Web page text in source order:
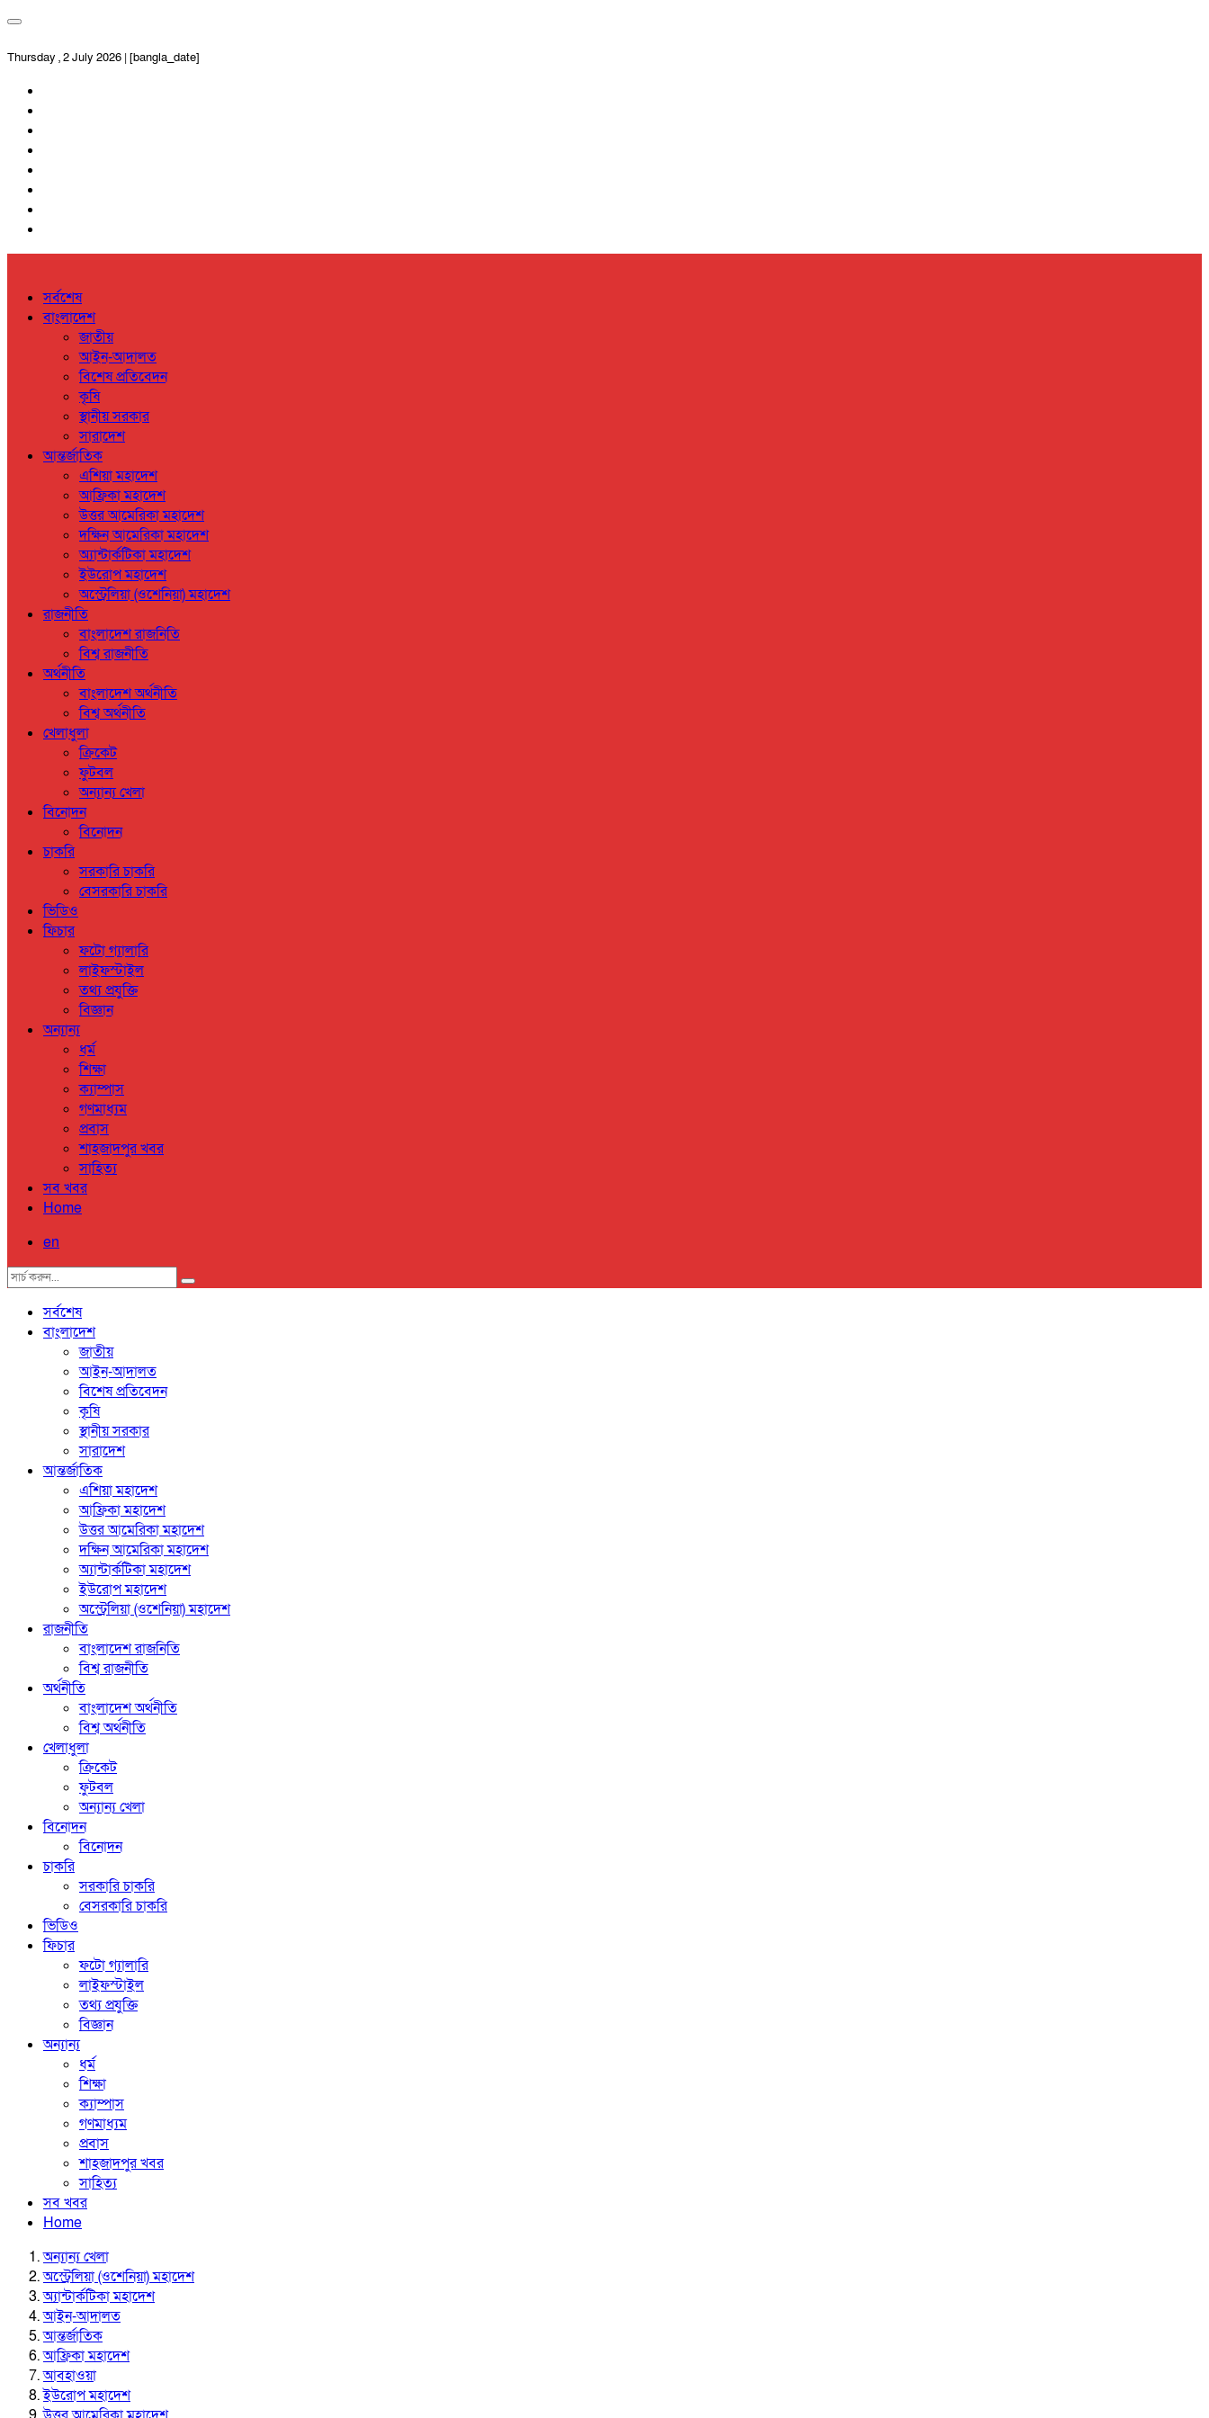
Thursday , 2 July 2026 | [bangla_date]
সর্বশেষ
বাংলাদেশ
জাতীয়
আইন-আদালত
বিশেষ প্রতিবেদন
কৃষি
স্থানীয় সরকার
সারাদেশ
আন্তর্জাতিক
এশিয়া মহাদেশ
আফ্রিকা মহাদেশ
উত্তর আমেরিকা মহাদেশ
দক্ষিন আমেরিকা মহাদেশ
অ্যান্টার্কটিকা মহাদেশ
ইউরোপ মহাদেশ
অস্ট্রেলিয়া (ওশেনিয়া) মহাদেশ
রাজনীতি
বাংলাদেশ রাজনিতি
বিশ্ব রাজনীতি
অর্থনীতি
বাংলাদেশ অর্থনীতি
বিশ্ব অর্থনীতি
খেলাধুলা
ক্রিকেট
ফুটবল
অন্যান্য খেলা
বিনোদন
বিনোদন
চাকরি
সরকারি চাকরি
বেসরকারি চাকরি
ভিডিও
ফিচার
ফটো গ্যালারি
লাইফস্টাইল
তথ্য প্রযুক্তি
বিজ্ঞান
অন্যান্য
ধর্ম
শিক্ষা
ক্যাম্পাস
গণমাধ্যম
প্রবাস
শাহজাদপুর খবর
সাহিত্য
সব খবর
Home
en
সর্বশেষ
বাংলাদেশ
জাতীয়
আইন-আদালত
বিশেষ প্রতিবেদন
কৃষি
স্থানীয় সরকার
সারাদেশ
আন্তর্জাতিক
এশিয়া মহাদেশ
আফ্রিকা মহাদেশ
উত্তর আমেরিকা মহাদেশ
দক্ষিন আমেরিকা মহাদেশ
অ্যান্টার্কটিকা মহাদেশ
ইউরোপ মহাদেশ
অস্ট্রেলিয়া (ওশেনিয়া) মহাদেশ
রাজনীতি
বাংলাদেশ রাজনিতি
বিশ্ব রাজনীতি
অর্থনীতি
বাংলাদেশ অর্থনীতি
বিশ্ব অর্থনীতি
খেলাধুলা
ক্রিকেট
ফুটবল
অন্যান্য খেলা
বিনোদন
বিনোদন
চাকরি
সরকারি চাকরি
বেসরকারি চাকরি
ভিডিও
ফিচার
ফটো গ্যালারি
লাইফস্টাইল
তথ্য প্রযুক্তি
বিজ্ঞান
অন্যান্য
ধর্ম
শিক্ষা
ক্যাম্পাস
গণমাধ্যম
প্রবাস
শাহজাদপুর খবর
সাহিত্য
সব খবর
Home
অন্যান্য খেলা
অস্ট্রেলিয়া (ওশেনিয়া) মহাদেশ
অ্যান্টার্কটিকা মহাদেশ
আইন-আদালত
আন্তর্জাতিক
আফ্রিকা মহাদেশ
আবহাওয়া
ইউরোপ মহাদেশ